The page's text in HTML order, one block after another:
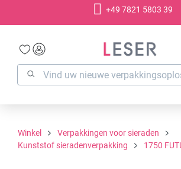
+49 7821 5803 39
Winkel
Verpakkingen voor sieraden
Kunststof sieradenverpakking
1750